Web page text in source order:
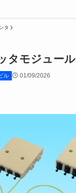
タ
タモジュール
ル 01/09/2026